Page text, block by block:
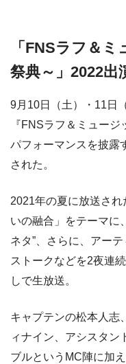
「FNSラフ＆
祭典～」2022出
9月10日（土）・11日
『FNSラフ＆ミュー
パフォーマンスを披露
された。
2021年の夏に放送さ
いの融合」をテーマに
ネタ”、さらに、アー
ストークなどを2夜連
しで生放送。
キャプテンの松本人志
ィナイン、アシスタン
ブルというMC陣に加